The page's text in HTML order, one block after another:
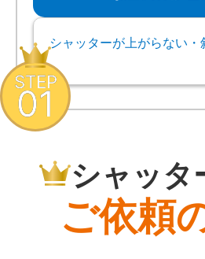
シャッターが上がらない・
シャッタ
ご依頼
STEP
01